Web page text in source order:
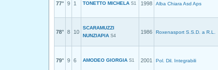
77° 9 1 TONETTO MICHELA S1 1998 Alba Chiara Asd Aps
78° 8 10
SCARAMUZZI
NUNZIAPIA S4
1986 Roxenasport S.S.D. a R.L.
79° 9 6 AMODEO GIORGIA S1 2001 Pol. Dil. Integrabili